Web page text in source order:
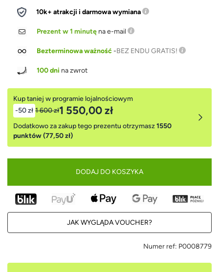
10k+ atrakcji i darmowa wymiana
Prezent w 1 minutę na e-mail
Bezterminowa ważność-BEZ ENDU GRATIS!
100 dni na zwrot
Kup taniej w programie lojalnościowym
-50 zł 1 600 zł1 550,00 zł
Dodatkowo za zakup tego prezentu otrzymasz1550
punktów (77,50 zł)
DODAJ DO KOSZYKA
JAK WYGLĄDA VOUCHER?
Numer ref: P0008779